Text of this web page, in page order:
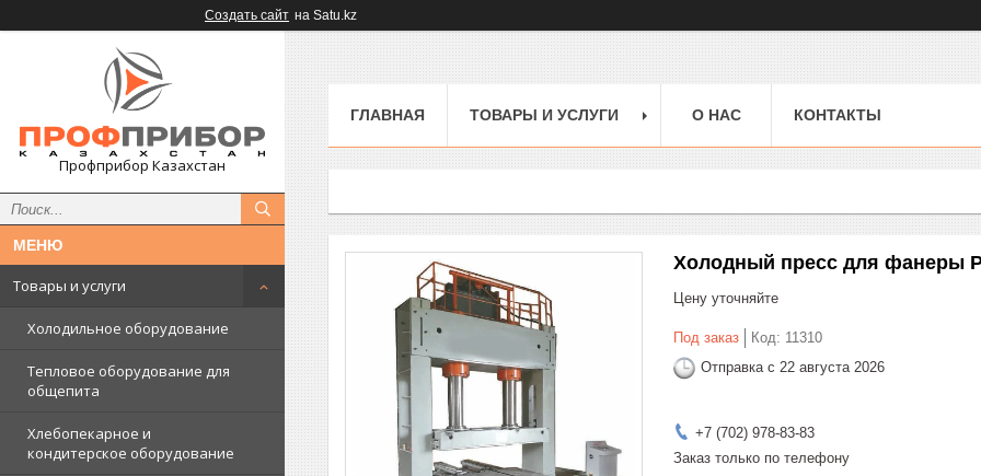
Создать сайт на Satu.kz
Профприбор Казахстан
Товары и услуги
Холодильное оборудование
Тепловое оборудование для
общепита
Хлебопекарное и
кондитерское оборудование
ГЛАВНАЯ ТОВАРЫ И УСЛУГИ О НАС КОНТАКТЫ
Холодный пресс для фанеры
Цену уточняйте
Под заказ Код: 11310
Отправка с 22 августа 2026
+7 (702) 978-83-83
Заказ только по телефону